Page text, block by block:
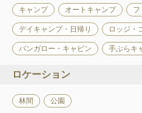
キャンプ オートキャンプ フ
デイキャンプ・日帰り ロッジ・
バンガロー・キャビン 手ぶらキ
ロケーション
林間 公園